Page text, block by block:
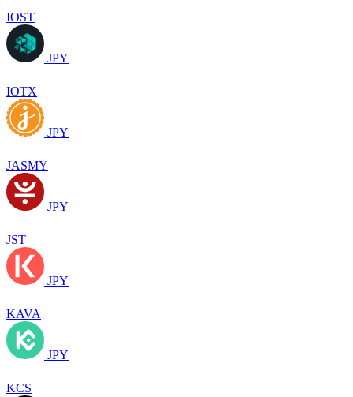
IOST
JPY
IOTX
JPY
JASMY
JPY
JST
JPY
KAVA
JPY
KCS